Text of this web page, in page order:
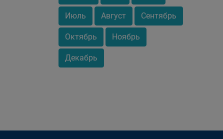
Июль Август Сентябрь
Октябрь Ноябрь
Декабрь